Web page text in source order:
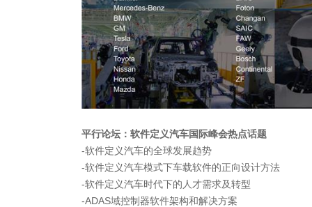
平行论坛：软件定义汽车国际峰会热点话题
-软件定义汽车的全球发展趋势
-软件定义汽车模式下车载软件的正向设计方法
-软件定义汽车时代下的人才需求及转型
-ADAS域控制器软件架构和解决方案